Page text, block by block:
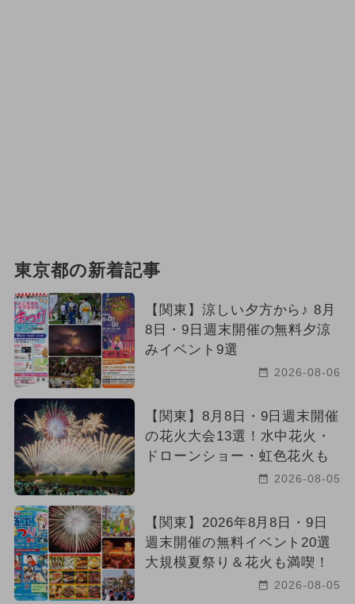
東京都の新着記事
【関東】涼しい夕方から♪ 8月
8日・9日週末開催の無料夕涼
みイベント9選
2026-08-06
【関東】8月8日・9日週末開催
の花火大会13選！水中花火・
ドローンショー・虹色花火も
2026-08-05
【関東】2026年8月8日・9日
週末開催の無料イベント20選
大規模夏祭り＆花火も満喫！
2026-08-05